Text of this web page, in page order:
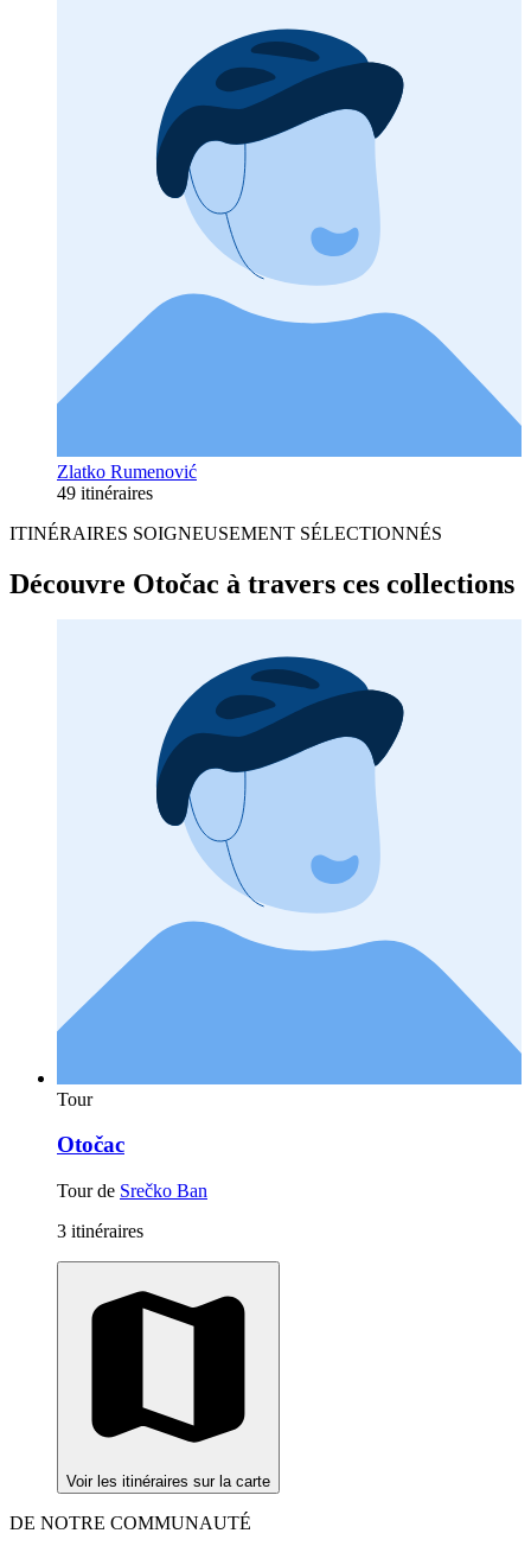
Zlatko Rumenović
49 itinéraires
ITINÉRAIRES SOIGNEUSEMENT SÉLECTIONNÉS
Découvre Otočac à travers ces collections
Tour
Otočac
Tour de Srečko Ban
3 itinéraires
Voir les itinéraires sur la carte
DE NOTRE COMMUNAUTÉ